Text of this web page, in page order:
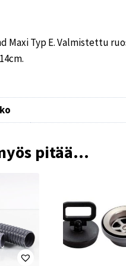
Maxi Typ E. Valmistettu
pitää...